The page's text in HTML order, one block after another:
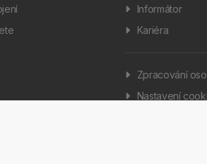
Informátor
Kariéra
Zpracování
Nastavení